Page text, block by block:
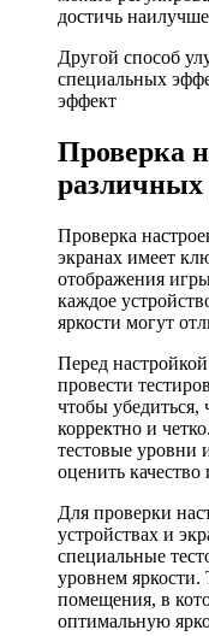
достичь
Другой способ
специальных
эффект
Проверка
различных
Проверка
экранах имеет
отображения
каждое
яркости могут
Перед
провести
чтобы убедиться,
корректно и
тестовые уровни
оценить
Для проверки
устройствах и
специальные
уровнем
помещения, в
оптимальную